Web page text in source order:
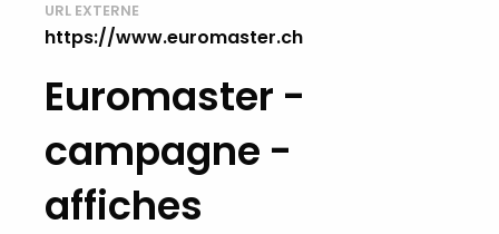
URL EXTERNE
https://www.euromaster.ch
Euromaster -
campagne -
affiches